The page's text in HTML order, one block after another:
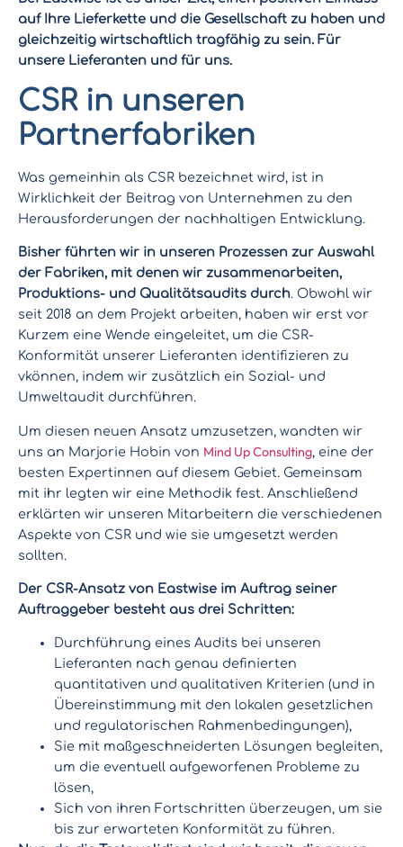
auf Ihre Lieferkette und die Gesellschaft zu haben und
gleichzeitig wirtschaftlich tragfähig zu sein. Für
unsere Lieferanten und für uns.
CSR in unseren
Partnerfabriken
Was gemeinhin als CSR bezeichnet wird, ist in
Wirklichkeit der Beitrag von Unternehmen zu den
Herausforderungen der nachhaltigen Entwicklung.
Bisher führten wir in unseren Prozessen zur Auswahl
der Fabriken, mit denen wir zusammenarbeiten,
Produktions- und Qualitätsaudits durch. Obwohl wir
seit 2018 an dem Projekt arbeiten, haben wir erst vor
Kurzem eine Wende eingeleitet, um die CSR-
Konformität unserer Lieferanten identifizieren zu
vkönnen, indem wir zusätzlich ein Sozial- und
Umweltaudit durchführen.
Um diesen neuen Ansatz umzusetzen, wandten wir
uns an Marjorie Hobin von Mind Up Consulting, eine der
besten Expertinnen auf diesem Gebiet. Gemeinsam
mit ihr legten wir eine Methodik fest. Anschließend
erklärten wir unseren Mitarbeitern die verschiedenen
Aspekte von CSR und wie sie umgesetzt werden
sollten.
Der CSR-Ansatz von Eastwise im Auftrag seiner
Auftraggeber besteht aus drei Schritten:
Durchführung eines Audits bei unseren
Lieferanten nach genau definierten
quantitativen und qualitativen Kriterien (und in
Übereinstimmung mit den lokalen gesetzlichen
und regulatorischen Rahmenbedingungen),
Sie mit maßgeschneiderten Lösungen begleiten,
um die eventuell aufgeworfenen Probleme zu
lösen,
Sich von ihren Fortschritten überzeugen, um sie
bis zur erwarteten Konformität zu führen.